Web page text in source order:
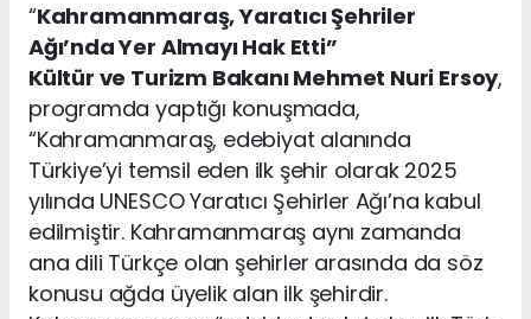
“Kahramanmaraş, Yaratıcı Şehriler
Ağı’nda Yer Almayı Hak Etti”
Kültür ve Turizm Bakanı Mehmet Nuri Ersoy,
programda yaptığı konuşmada,
“Kahramanmaraş, edebiyat alanında
Türkiye’yi temsil eden ilk şehir olarak 2025
yılında UNESCO Yaratıcı Şehirler Ağı’na kabul
edilmiştir. Kahramanmaraş aynı zamanda
ana dili Türkçe olan şehirler arasında da söz
konusu ağda üyelik alan ilk şehirdir.